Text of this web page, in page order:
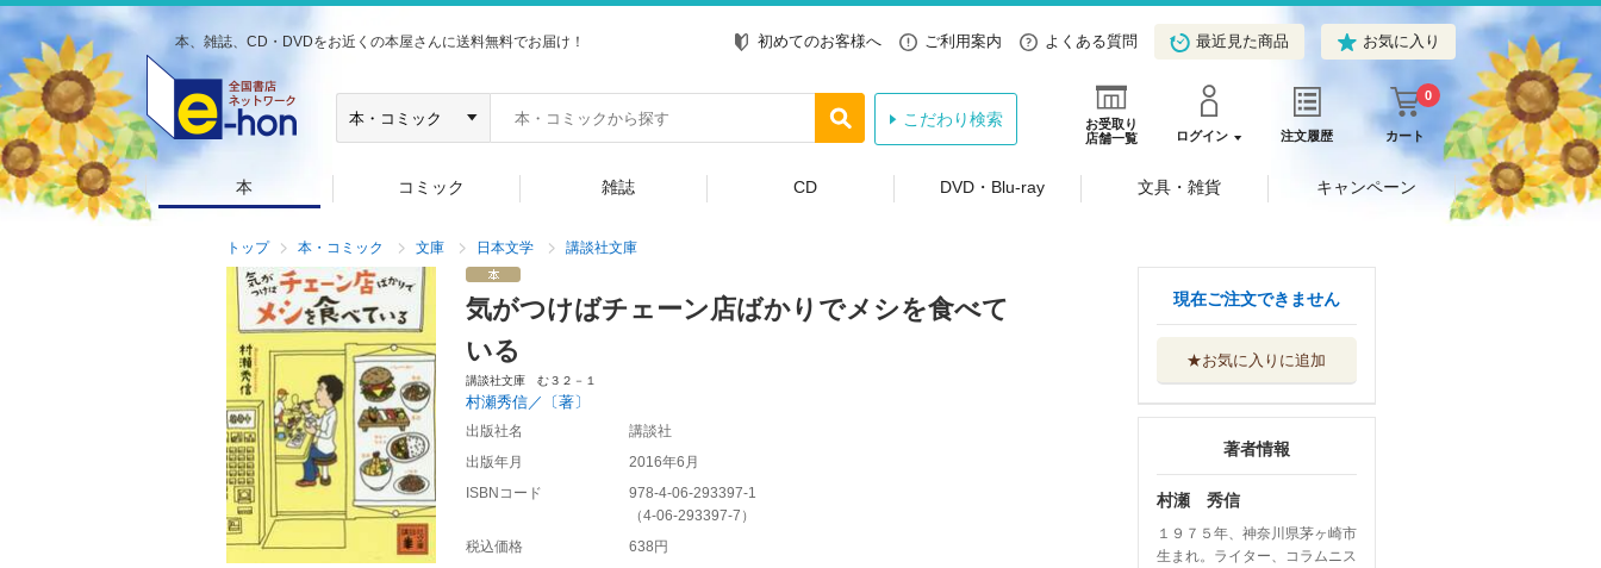
本、雑誌、CD・DVDをお近くの本屋さんに送料無料でお届け！ 初めてのお客様へ ご利用案内 よくある質問 最近見た商品 お気に入り
お受取り
店舗一覧
ログイン 注文履歴 カート
0
こだわり検索
本 コミック 雑誌 CD DVD・Blu-ray 文具・雑貨 キャンペーン
トップ 本・コミック 文庫 日本文学 講談社文庫
気がつけばチェーン店ばかりでメシを食べて
いる
講談社文庫 む３２－１
村瀬秀信／〔著〕
出版社名
講談社
出版年月
2016年6月
ISBNコード
978-4-06-293397-1
（4-06-293397-7 ）
税込価格
638円
現在ご注文できません
★お気に入りに追加
著者情報
村瀬 秀信
１９７５年、神奈川県茅ヶ崎市
生まれ。ライター、コラムニス